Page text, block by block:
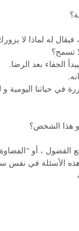
فيقال له لماذا لا
تسمح؟
الجفاء بعد الرضا.
في حياتنا اليومية
هذا الشخص؟
الفضول ، أو
هذه الأسئلة في نفس